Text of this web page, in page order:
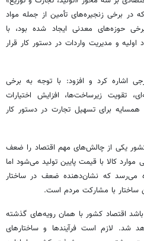
برخی زنجیره‌های تأمین از جمله مواد
حوزه‌های معدنی ایجاد شده بود، با
اولیه و مدیریت واردات در دستور کار قرار
اشاره کرد و افزود: با توجه به برخی
تقویت زیرساخت‌ها، افزایش اختیارات
همسایه برای تسهیل تجارت در دستور کار
یکی از چالش‌های مهم اقتصاد را ضعف
کالا با قیمت پایین تولید می‌شود اما
می‌رسد که نشان‌دهنده ضعف در ساختار
ساختار با مشارکت مردم است.
اقتصاد کشور با همان رویه‌های گذشته
شد. لازم است فرآیندها و ساختارهای